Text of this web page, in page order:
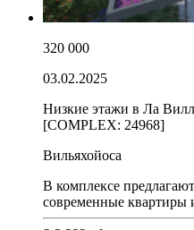
320 000
03.02.2025
Низкие этажи в Ла
[COMPLEX: 24968]
Вильяхойоса
В комплексе
современные квартиры